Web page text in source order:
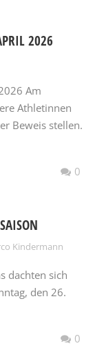
2026
Am
Athletinnen
Beweis stellen.
0
Kindermann
dachten sich
den 26.
0